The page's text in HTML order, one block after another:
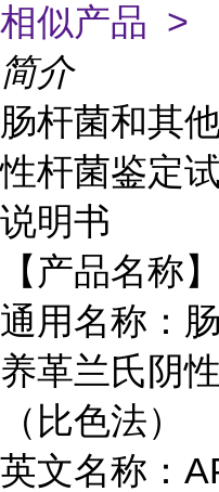
相似产品 >
简介
肠杆菌和其
性杆菌鉴定
说明书
【产品名称】
通用名称：
养革兰氏阴
（比色法）
英文名称：